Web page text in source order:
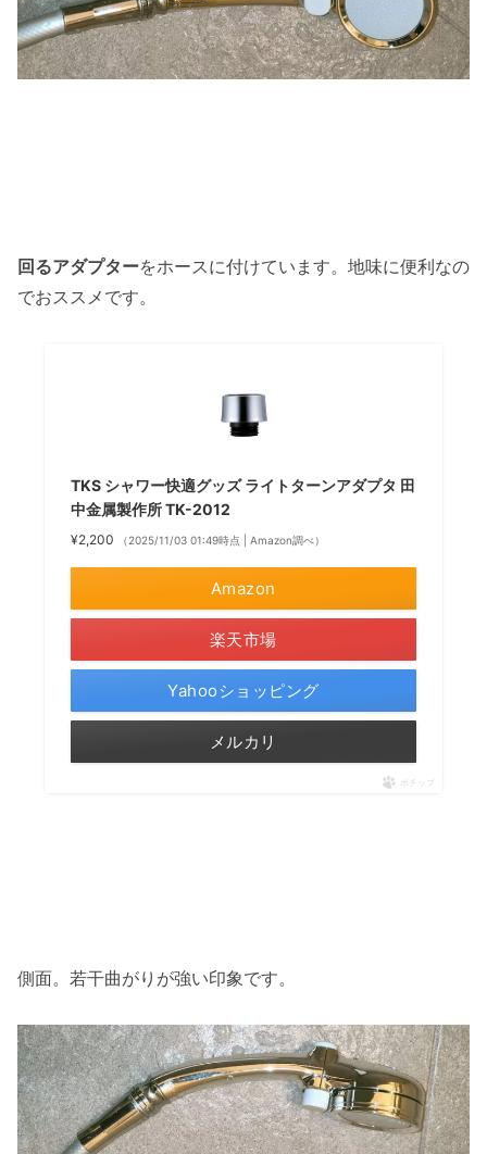
回るアダプターをホースに付けています。地味に便利なの
でおススメです。
TKS シャワー快適グッズ ライトターンアダプタ 田
中金属製作所 TK-2012
¥2,200 （2025/11/03 01:49時点 | Amazon調べ）
Amazon
楽天市場
Yahooショッピング
メルカリ
ポチップ
側面。若干曲がりが強い印象です。